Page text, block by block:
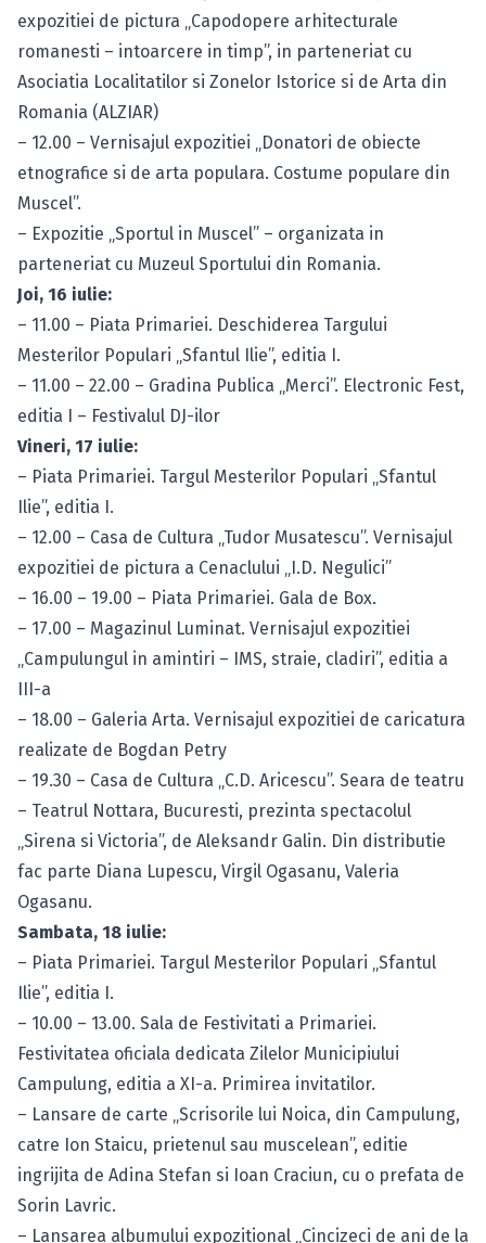
expozitiei de pictura „Capodopere arhitecturale
romanesti – intoarcere in timp”, in parteneriat cu
Asociatia Localitatilor si Zonelor Istorice si de Arta din
Romania (ALZIAR)
– 12.00 – Vernisajul expozitiei „Donatori de obiecte
etnografice si de arta populara. Costume populare din
Muscel”.
– Expozitie „Sportul in Muscel” – organizata in
parteneriat cu Muzeul Sportului din Romania.
Joi, 16 iulie:
– 11.00 – Piata Primariei. Deschiderea Targului
Mesterilor Populari „Sfantul Ilie”, editia I.
– 11.00 – 22.00 – Gradina Publica „Merci”. Electronic Fest,
editia I – Festivalul DJ-ilor
Vineri, 17 iulie:
– Piata Primariei. Targul Mesterilor Populari „Sfantul
Ilie”, editia I.
– 12.00 – Casa de Cultura „Tudor Musatescu”. Vernisajul
expozitiei de pictura a Cenaclului „I.D. Negulici”
– 16.00 – 19.00 – Piata Primariei. Gala de Box.
– 17.00 – Magazinul Luminat. Vernisajul expozitiei
„Campulungul in amintiri – IMS, straie, cladiri”, editia a
III-a
– 18.00 – Galeria Arta. Vernisajul expozitiei de caricatura
realizate de Bogdan Petry
– 19.30 – Casa de Cultura „C.D. Aricescu”. Seara de teatru
– Teatrul Nottara, Bucuresti, prezinta spectacolul
„Sirena si Victoria”, de Aleksandr Galin. Din distributie
fac parte Diana Lupescu, Virgil Ogasanu, Valeria
Ogasanu.
Sambata, 18 iulie:
– Piata Primariei. Targul Mesterilor Populari „Sfantul
Ilie”, editia I.
– 10.00 – 13.00. Sala de Festivitati a Primariei.
Festivitatea oficiala dedicata Zilelor Municipiului
Campulung, editia a XI-a. Primirea invitatilor.
– Lansare de carte „Scrisorile lui Noica, din Campulung,
catre Ion Staicu, prietenul sau muscelean”, editie
ingrijita de Adina Stefan si Ioan Craciun, cu o prefata de
Sorin Lavric.
– Lansarea albumului expozitional „Cincizeci de ani de la